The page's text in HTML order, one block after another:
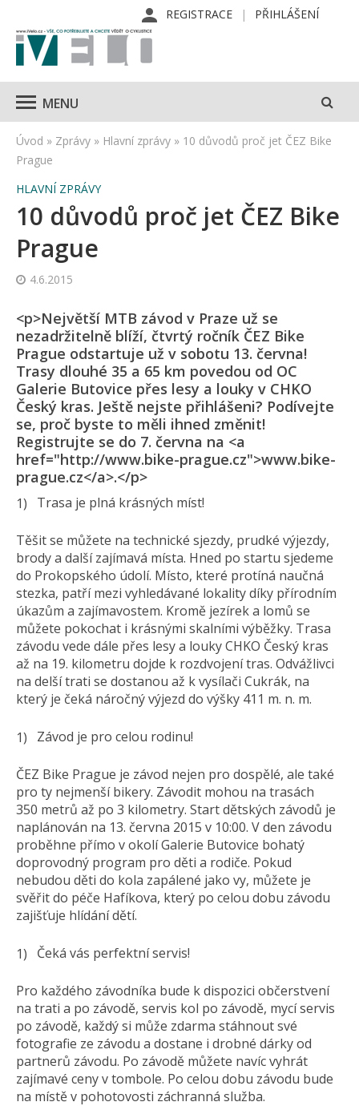
REGISTRACE PŘIHLÁŠENÍ
MENU
Úvod » Zprávy » Hlavní zprávy » 10 důvodů proč jet ČEZ Bike
Prague
HLAVNÍ ZPRÁVY
10 důvodů proč jet ČEZ Bike
Prague
4.6.2015
<p>Největší MTB závod v Praze už se
nezadržitelně blíží, čtvrtý ročník ČEZ Bike
Prague odstartuje už v sobotu 13. června!
Trasy dlouhé 35 a 65 km povedou od OC
Galerie Butovice přes lesy a louky v CHKO
Český kras. Ještě nejste přihlášeni? Podívejte
se, proč byste to měli ihned změnit!
Registrujte se do 7. června na <a
href="http://www.bike-prague.cz">www.bike-
prague.cz</a>.</p>
Trasa je plná krásných míst!
Těšit se můžete na technické sjezdy, prudké výjezdy,
brody a další zajímavá místa. Hned po startu sjedeme
do Prokopského údolí. Místo, které protíná naučná
stezka, patří mezi vyhledávané lokality díky přírodním
úkazům a zajímavostem. Kromě jezírek a lomů se
můžete pokochat i krásnými skalními výběžky. Trasa
závodu vede dále přes lesy a louky CHKO Český kras
až na 19. kilometru dojde k rozdvojení tras. Odvážlivci
na delší trati se dostanou až k vysílači Cukrák, na
který je čeká náročný výjezd do výšky 411 m. n. m.
Závod je pro celou rodinu!
ČEZ Bike Prague je závod nejen pro dospělé, ale také
pro ty nejmenší bikery. Závodit mohou na trasách
350 metrů až po 3 kilometry. Start dětských závodů je
naplánován na 13. června 2015 v 10:00. V den závodu
proběhne přímo v okolí Galerie Butovice bohatý
doprovodný program pro děti a rodiče. Pokud
nebudou děti do kola zapálené jako vy, můžete je
svěřit do péče Hafíkova, který po celou dobu závodu
zajišťuje hlídání dětí.
Čeká vás perfektní servis!
Pro každého závodníka bude k dispozici občerstvení
na trati a po závodě, servis kol po závodě, mycí servis
po závodě, každý si může zdarma stáhnout své
fotografie ze závodu a dostane i drobné dárky od
partnerů závodu. Po závodě můžete navíc vyhrát
zajímavé ceny v tombole. Po celou dobu závodu bude
na místě v pohotovosti záchranná služba.